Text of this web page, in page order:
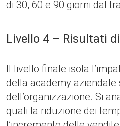
di 30, 60 e 90 giorni dal
Livello 4 – Risultati
Il livello finale isola
della academy aziendale
dell’organizzazione. Si
quali la riduzione dei